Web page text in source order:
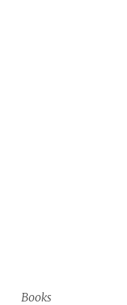
Books